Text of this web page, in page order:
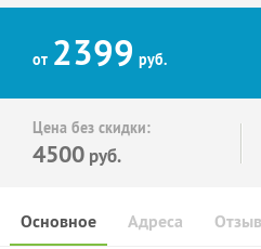
от 2399 руб.
Цена без скидки:
4500 руб.
Основное Адреса